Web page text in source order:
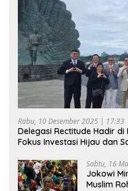
Rabu, 10 Desember 2025 | 17:33
Delegasi Rectitude Hadir di
Fokus Investasi Hijau dan
Sabtu, 16
Jokowi
Muslim